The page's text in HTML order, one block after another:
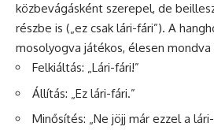
közbevágásként szerepel, de
részbe is („ez csak lári-fári”). A
mosolyogva játékos, élesen
Felkiáltás: „Lári-fári!”
Állítás: „Ez lári-fári.”
Minősítés: „Ne jöjj már ezzel a